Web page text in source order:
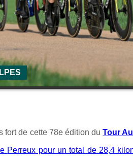
fort de cette 78e édition duTour
Perreux pour un total de 28,4